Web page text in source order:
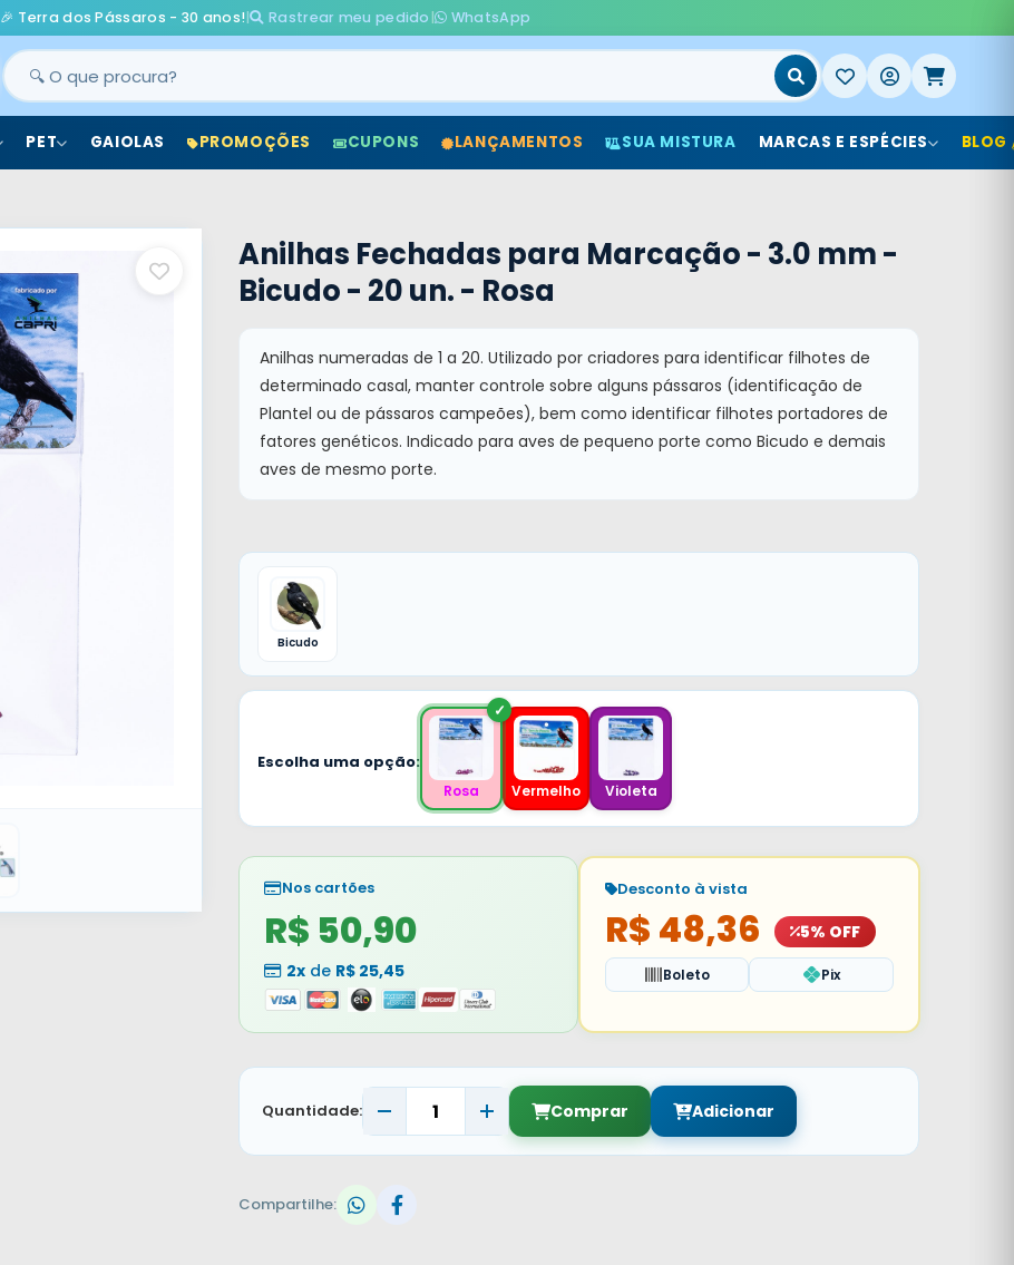
🎉 Terra dos Pássaros - 30 anos!| Rastrear meu pedido| WhatsApp
PET GAIOLAS PROMOÇÕES CUPONS LANÇAMENTOS SUA MISTURA MARCAS E ESPÉCIES BLOG
Anilhas Fechadas para Marcação - 3.0 mm -
Bicudo - 20 un. - Rosa
Anilhas numeradas de 1 a 20. Utilizado por criadores para identificar filhotes de
determinado casal, manter controle sobre alguns pássaros (identificação de
Plantel ou de pássaros campeões), bem como identificar filhotes portadores de
fatores genéticos. Indicado para aves de pequeno porte como Bicudo e demais
aves de mesmo porte.
Bicudo
Escolha uma opção:
Rosa Vermelho Violeta
Nos cartões
R$ 50,90
2x de R$ 25,45
Desconto à vista
R$ 48,36 5% OFF
Boleto Pix
Quantidade: Comprar Adicionar
Compartilhe: